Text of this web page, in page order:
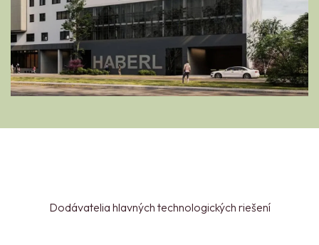
Dodávatelia hlavných technologických riešení